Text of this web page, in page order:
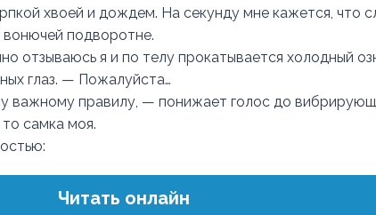
хвоей и дождем. На секунду мне кажется, что
вонючей подворотне.
отзываюсь я и по телу прокатывается холодный
глаз. — Пожалуйста…
важному правилу, — понижает голос до
самка моя.
Читать онлайн